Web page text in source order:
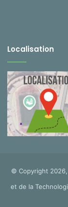
Localisation
© Copyright
et de la